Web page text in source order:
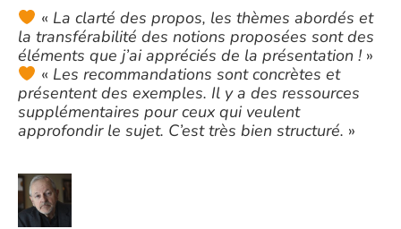
« La clarté des propos, les thèmes abordés et
la transférabilité des notions proposées sont des
éléments que j’ai appréciés de la présentation ! »
« Les recommandations sont concrètes et
présentent des exemples. Il y a des ressources
supplémentaires pour ceux qui veulent
approfondir le sujet. C’est très bien structuré. »